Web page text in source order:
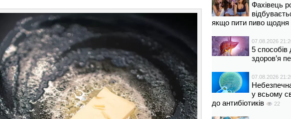
Фахівець
якщо пити пиво щодня
07.08.2026
5
здоров’я
07.08.2026
у всьому
до антибіотиків
22